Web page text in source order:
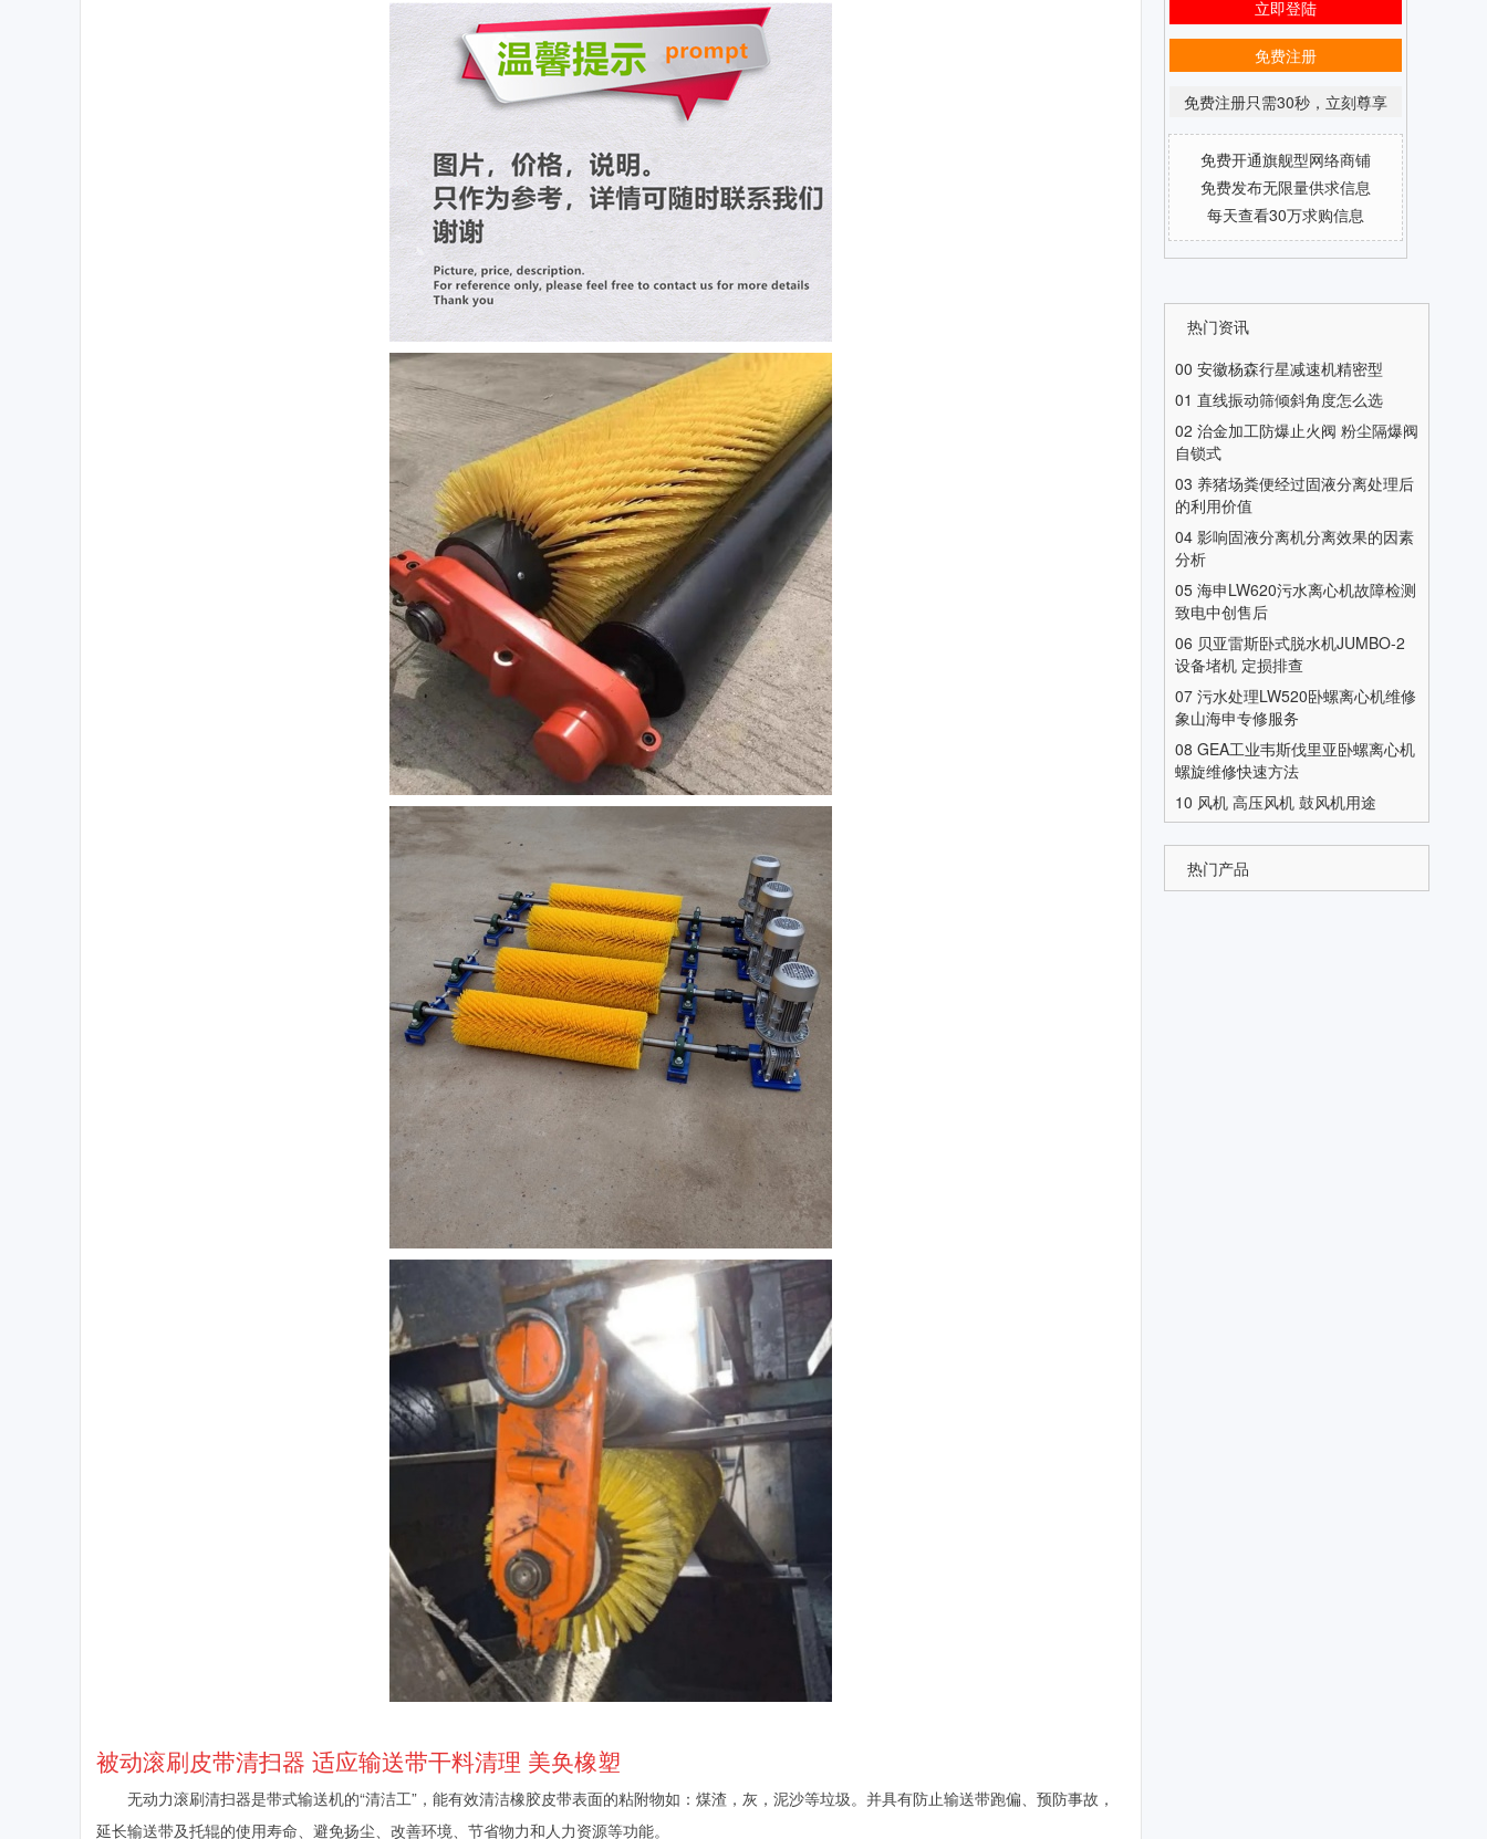
被动滚刷皮带清扫器 适应输送带干料清理 美奂橡塑
无动力滚刷清扫器是带式输送机的“清洁工”，能有效清洁橡胶皮带表面的粘附物如：煤渣，灰，泥沙等垃圾。并具有防止输送带跑偏、预防事故，
延长输送带及托辊的使用寿命、避免扬尘、改善环境、节省物力和人力资源等功能。
立即登陆
免费注册
免费注册只需30秒，立刻尊享
免费开通旗舰型网络商铺
免费发布无限量供求信息
每天查看30万求购信息
热门资讯
00 安徽杨森行星减速机精密型
01 直线振动筛倾斜角度怎么选
02 治金加工防爆止火阀 粉尘隔爆阀
自锁式
03 养猪场粪便经过固液分离处理后
的利用价值
04 影响固液分离机分离效果的因素
分析
05 海申LW620污水离心机故障检测
致电中创售后
06 贝亚雷斯卧式脱水机JUMBO-2
设备堵机 定损排查
07 污水处理LW520卧螺离心机维修
象山海申专修服务
08 GEA工业韦斯伐里亚卧螺离心机
螺旋维修快速方法
10 风机 高压风机 鼓风机用途
热门产品